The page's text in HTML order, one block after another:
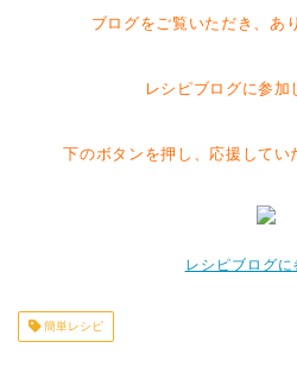
ブログをご覧いただき、あ
レシピブログに参加
下のボタンを押し、応援してい
レシピブログに
簡単レシピ